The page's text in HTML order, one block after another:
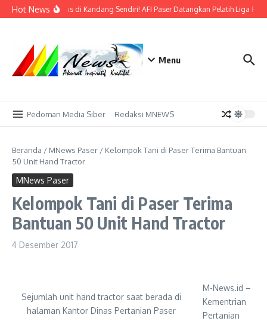
Lewati ke konten
Hot NewsBidik Emas di Kandang Sendiri! AFI Paser Datangkan Pelatih Liga
Menu
Pedoman Media Siber Redaksi MNEWS
Beranda / MNews Paser / Kelompok Tani di Paser Terima Bantuan
50 Unit Hand Tractor
MNews Paser
Kelompok Tani di Paser Terima
Bantuan 50 Unit Hand Tractor
4 Desember 2017
Sejumlah unit hand tractor saat berada di
halaman Kantor Dinas Pertanian Paser
M-News.id –
Kementrian
Pertanian